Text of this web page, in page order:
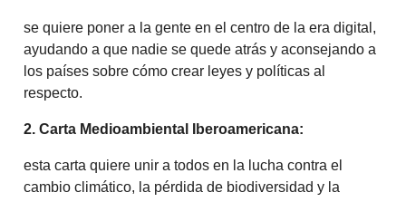
se quiere poner a la gente en el centro de la era digital,
ayudando a que nadie se quede atrás y aconsejando a
los países sobre cómo crear leyes y políticas al
respecto.
2. Carta Medioambiental Iberoamericana:
esta carta quiere unir a todos en la lucha contra el
cambio climático, la pérdida de biodiversidad y la